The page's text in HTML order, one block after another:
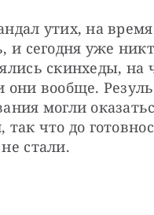
утих, на время
и сегодня уже
скинхеды, на
они вообще.
могли
так что до
стали.